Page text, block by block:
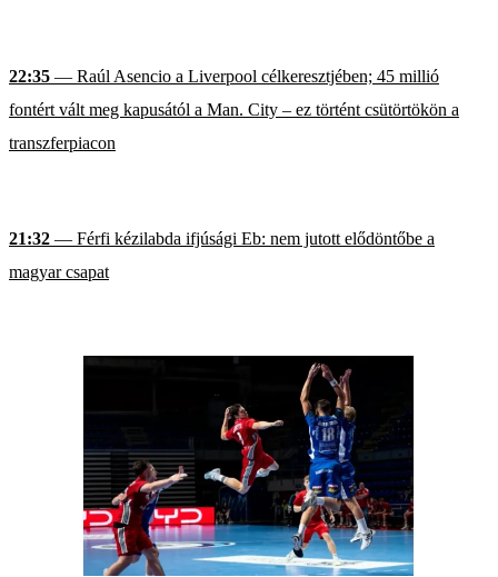
22:35 — Raúl Asencio a Liverpool célkeresztjében; 45 millió
fontért vált meg kapusától a Man. City – ez történt csütörtökön a
transzferpiacon
21:32 — Férfi kézilabda ifjúsági Eb: nem jutott elődöntőbe a
magyar csapat